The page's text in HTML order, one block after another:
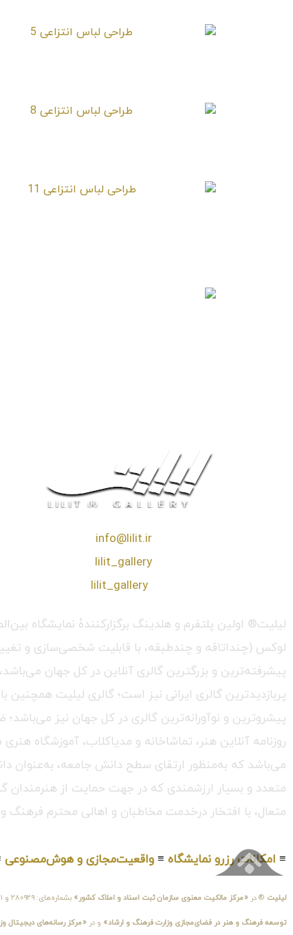
info@lilit.ir
lilit_gallery
lilit_gallery
لیلیت® اولین پلتفرم و هلدینگ برگزارکنندهٔ نمایشگاه
لوکس (چنداتاقه و چندطبقه، با قابلیت شخصی‌سازی و
پربازدیدترین گالری ایرانی نیز است؛ گالری لیلیت
پیشروترین و نوآورانه‌ترین گالری در کل جهان نیز
روزنامه آنلاین هنر، تماشاخانه و مدیاکلاب، آموزشگاه
می‌باشد که به‌منظور ارتقای سطح دانش جامعه، به‌عنوان
متعدد و بسیار ارزشمندی که در جهت حمایت از هنرمندان
متعال، با افتخار درخدمت مخاطبان و اهالی محترم فرهنگ
≡ امکانات رزرو نمایشگاه ≡ واقعیت‌مجازی و هوش‌مصنوعی
لیلیت ® در «مرکز مالکیت معنوی سازمان ثبت اسناد و املاک کشور» بشماره‌های: ۲۸۰۹۲۹ و ۴۵۱۸۴۱ ، به ثبت رسیده است و در
توسعه فرهنگ و هنر در فضای‌مجازی وزارت فرهنگ و ارشاد» و در «مرکز رسانه‌های دیجیتال